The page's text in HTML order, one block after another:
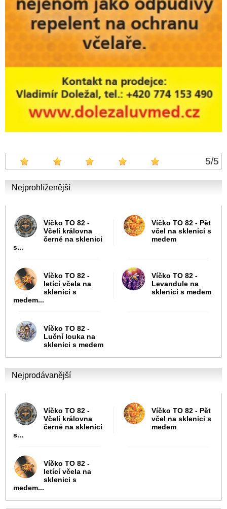
5/5
Nejprohlíženější
Víčko TO 82 -
Včelí královna
černé na sklenici
s...
Víčko TO 82 - Pět
včel na sklenici s
medem
Víčko TO 82 -
letící včela na
sklenici s
medem...
Víčko TO 82 -
Levandule na
sklenici s medem
Víčko TO 82 -
Luční louka na
sklenici s medem
Nejprodávanější
Víčko TO 82 -
Včelí královna
černé na sklenici
s...
Víčko TO 82 - Pět
včel na sklenici s
medem
Víčko TO 82 -
letící včela na
sklenici s
medem...